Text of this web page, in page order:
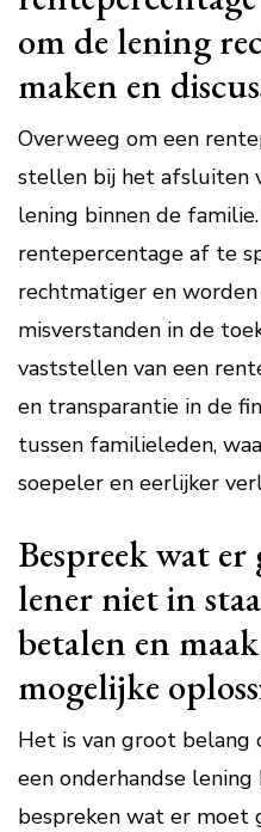
om de lening
maken en
Overweeg om een
stellen bij het afsluiten
lening binnen de
rentepercentage af te
rechtmatiger en worden
misverstanden in de
vaststellen van een
en transparantie in de
tussen familieleden,
soepeler en eerlijker
Bespreek wat
lener niet in
betalen en
mogelijke
Het is van groot
een onderhandse
bespreken wat er moet